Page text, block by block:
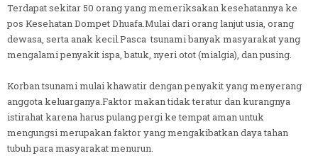
Terdapat sekitar 50 orang yang memeriksakan kesehatannya ke
pos Kesehatan Dompet Dhuafa.Mulai dari orang lanjut usia, orang
dewasa, serta anak kecil.Pasca tsunami banyak masyarakat yang
mengalami penyakit ispa, batuk, nyeri otot (mialgia), dan pusing.
Korban tsunami mulai khawatir dengan penyakit yang menyerang
anggota keluarganya.Faktor makan tidak teratur dan kurangnya
istirahat karena harus pulang pergi ke tempat aman untuk
mengungsi merupakan faktor yang mengakibatkan daya tahan
tubuh para masyarakat menurun.